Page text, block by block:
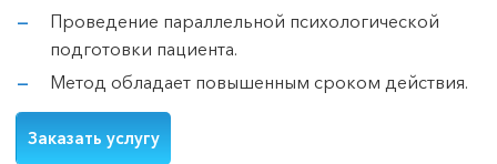
Проведение параллельной психологической
подготовки пациента.
Метод обладает повышенным сроком действия.
Заказать услугу